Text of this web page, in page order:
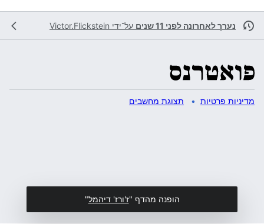
נערך לאחרונה לפני 11 שנים על־ידי Victor.Flickstein
מדיניות פרטיות תצוגת מחשבים
הופנה מהדף "ז'ורז' דיהמל"